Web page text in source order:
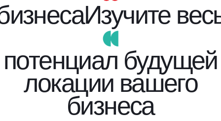
Изучите
потенциал будущей
локации вашего
бизнеса